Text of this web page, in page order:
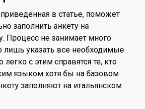
в статье, поможет
заполнить анкету на
Процесс не занимает много
указать все необходимые
с этим справятся те, кто
языком хотя бы на базовом
заполняют на итальянском